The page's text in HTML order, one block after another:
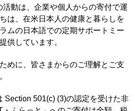
活動は、企業や個人からの寄付で運
は、在米日本人の健康と暮らしを
ムの日本語での定期サポートミー
供しています。
めに、皆さまからのご理解とご支
Section 501(c) (3)の認定を受けた非